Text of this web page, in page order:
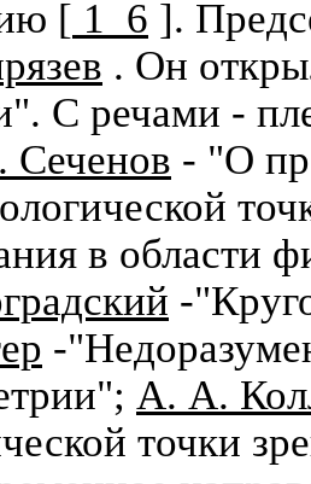
[ 1_6 ].
. Он
С речами -
- "О
в области
-
-
А. А.
точки